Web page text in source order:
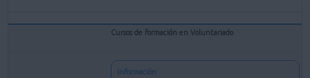
Cursos de formación en Voluntariado
Información